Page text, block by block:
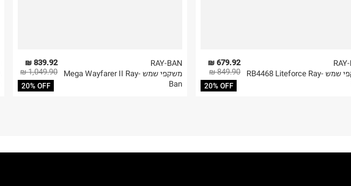
839.92 ₪
1,049.90 ₪
20% OFF
RAY-BAN
משקפי שמש Mega Wayfarer II Ray-
Ban
679.92 ₪
849.90 ₪
20% OFF
משקפי שמש RB4468 Liteforce Ray-